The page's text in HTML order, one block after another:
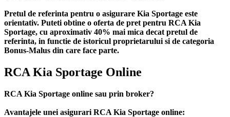
Pretul de referinta pentru o asigurare Kia Sportage este
orientativ. Puteti obtine o oferta de pret pentru RCA Kia
Sportage, cu aproximativ 40% mai mica decat pretul de
referinta, in functie de istoricul proprietarului si de categoria
Bonus-Malus din care face parte.
RCA Kia Sportage Online
RCA Kia Sportage online sau prin broker?
Avantajele unei asigurari RCA Kia Sportage online: